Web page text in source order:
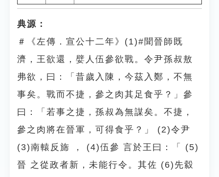
典源：
＃《左傳．宣公十二年》(1)#聞晉師既
濟，王欲還，嬖人伍參欲戰。令尹孫叔敖
弗欲，曰：「昔歲入陳，今茲入鄭，不無
事矣。戰而不捷，參之肉其足食乎？」參
曰：「若事之捷，孫叔為無謀矣。不捷，
參之肉將在晉軍，可得食乎？」 (2)令尹
(3)南轅反旆 ， (4)伍參 言於王曰：「 (5)
晉 之從政者新，未能行令。其佐 (6)先縠